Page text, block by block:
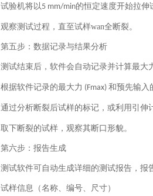
试验机将以5 mm/min的恒定速度开始拉伸
观察测试过程，直至试样wan全断裂。
第五步：数据记录与结果分析
测试结束后，软件会自动记录并计算最大
根据软件记录的最大力 (Fmax) 和预先输入
通过分析断裂后试样的标记，或利用引伸
取下断裂的试样，观察其断口形貌。
第六步：报告生成
测试软件可自动生成详细的测试报告，报
试样信息（名称、编号、尺寸）